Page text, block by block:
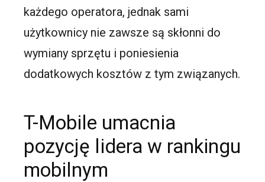
każdego operatora, jednak sami
użytkownicy nie zawsze są skłonni do
wymiany sprzętu i poniesienia
dodatkowych kosztów z tym związanych.
T-Mobile umacnia
pozycję lidera w rankingu
mobilnym